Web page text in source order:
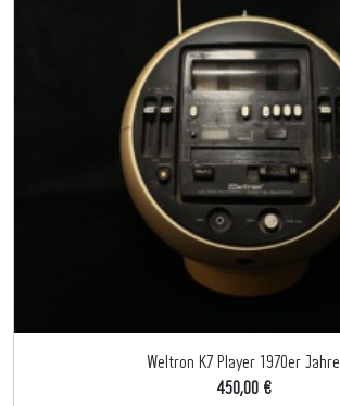
Weltron K7 Player 1970er Jahre
450,00 €